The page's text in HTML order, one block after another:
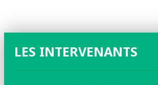
LES INTERVENANTS